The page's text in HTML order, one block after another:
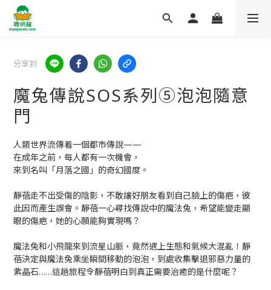
分享到
魔兔傳說SOS系列⑤泡泡隨意
門
人類世界流傳着一個都市傳說——
在成年之前，每人都有一次機會，
來到名叫「月落之國」的奇幻國度。
靜蓓走不出受傷的陰影，不敢讓好朋友看到自己臉上的傷疤，彼
此因而產生誤會。靜蓓一心尋找傳說中的魔法兔，希望能變走顯
眼的傷疤，她的心願能夠實現嗎？
魔法兔和小飛龍來到流星山脈，竟然遇上生態和氣候大混亂！靜
蓓決定與魔法兔乘坐瞬間移動的泡泡，到處收集擊退邪惡力量的
紫晶石……這趟旅程令靜蓓明白到真正需要治癒的是什麼呢？